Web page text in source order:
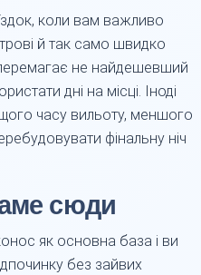
коли вам важливо
й так само швидко
не найдешевший
дні на місці. Іноді
часу вильоту, меншого
фінальну ніч
сюди
як основна база і ви
без зайвих